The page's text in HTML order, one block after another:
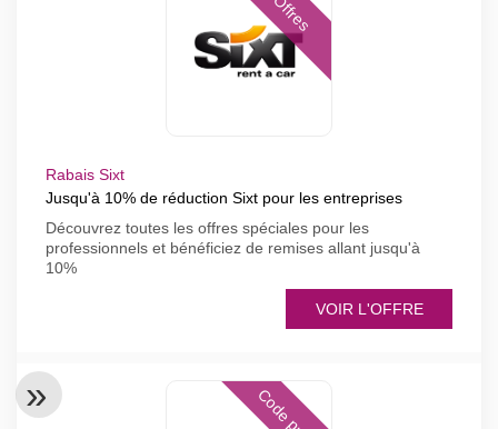
Offres
Rabais Sixt
Jusqu'à 10% de réduction Sixt pour les entreprises
Découvrez toutes les offres spéciales pour les
professionnels et bénéficiez de remises allant jusqu'à
10%
VOIR L'OFFRE